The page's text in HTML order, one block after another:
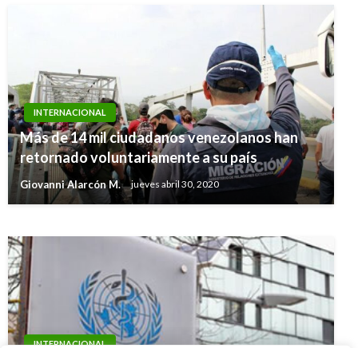
INTERNACIONAL
Más de 14 mil ciudadanos venezolanos han
retornado voluntariamente a su país
Giovanni Alarcón M. jueves abril 30, 2020
INTERNACIONAL
Tiroteo en Canadá deja 4 muertos, entre ellos
2 policías
Ariel Cabrera viernes agosto 10, 2018
INTERNACIONAL